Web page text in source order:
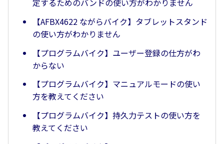
定するためのバンドの使い方がわかりません
【AFBX4622 ながらバイク】タブレットスタンド
の使い方がわかりません
【プログラムバイク】ユーザー登録の仕方がわ
からない
【プログラムバイク】マニュアルモードの使い
方を教えてください
【プログラムバイク】持久力テストの使い方を
教えてください